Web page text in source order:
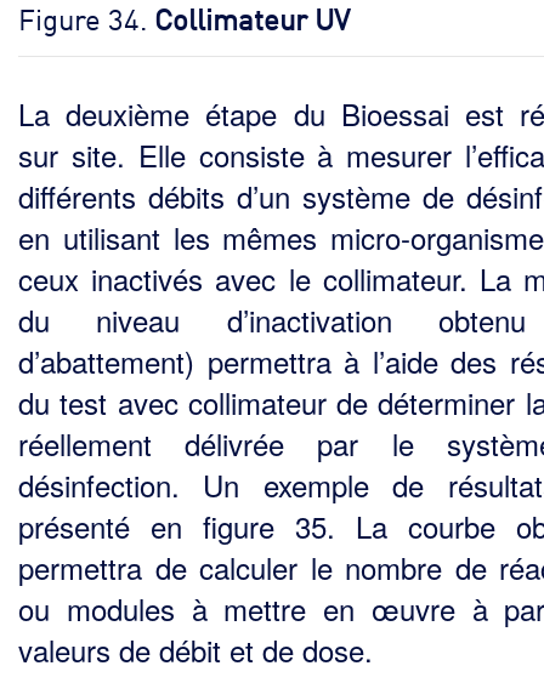
Figure 34. Collimateur UV
La deuxième étape du Bioessai est
sur site. Elle consiste à mesurer
différents débits d’un système de
en utilisant les mêmes micro-
ceux inactivés avec le collima­teur. La
du niveau d’inactivation
d’abattement) permettra à l’aide des
du test avec collimateur de déterminer
réellement délivrée par le
désinfection. Un exemple de
présenté en figure 35. La courbe
permettra de calculer le nombre de
ou modules à mettre en œuvre à
valeurs de débit et de dose.